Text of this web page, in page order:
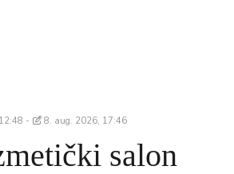
8. aug. 2026, 17:46
salon